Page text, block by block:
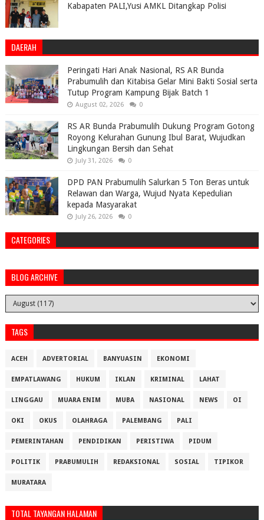
Kabapaten PALI,Yusi AMKL Ditangkap Polisi
DAERAH
Peringati Hari Anak Nasional, RS AR Bunda
Prabumulih dan Kitabisa Gelar Mini Bakti Sosial serta
Tutup Program Kampung Bijak Batch 1
August 02, 2026 0
RS AR Bunda Prabumulih Dukung Program Gotong
Royong Kelurahan Gunung Ibul Barat, Wujudkan
Lingkungan Bersih dan Sehat
July 31, 2026 0
DPD PAN Prabumulih Salurkan 5 Ton Beras untuk
Relawan dan Warga, Wujud Nyata Kepedulian
kepada Masyarakat
July 26, 2026 0
CATEGORIES
BLOG ARCHIVE
TAGS
ACEH ADVERTORIAL BANYUASIN EKONOMI
EMPATLAWANG HUKUM IKLAN KRIMINAL LAHAT
LINGGAU MUARA ENIM MUBA NASIONAL NEWS OI
OKI OKUS OLAHRAGA PALEMBANG PALI
PEMERINTAHAN PENDIDIKAN PERISTIWA PIDUM
POLITIK PRABUMULIH REDAKSIONAL SOSIAL TIPIKOR
MURATARA
TOTAL TAYANGAN HALAMAN